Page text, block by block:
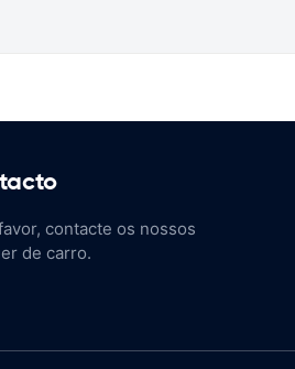
contacte os nossos
de carro.